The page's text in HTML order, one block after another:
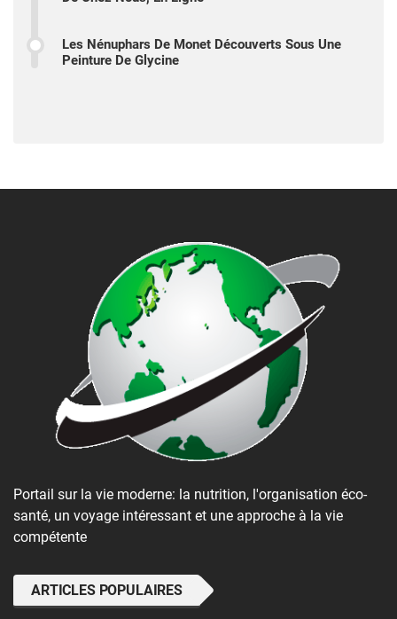
Les Nénuphars De Monet Découverts Sous Une
Peinture De Glycine
Portail sur la vie moderne: la nutrition, l'organisation éco-
santé, un voyage intéressant et une approche à la vie
compétente
ARTICLES POPULAIRES